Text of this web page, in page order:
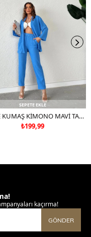
SEPETE EKLE
GOFRE KUMAŞ KİMONO MAVİ TAKIM DEĞİLDİR
₺199,99
kaçırma!
GÖNDER